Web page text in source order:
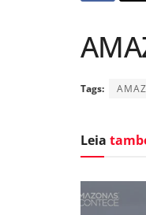
Tags:
Leia